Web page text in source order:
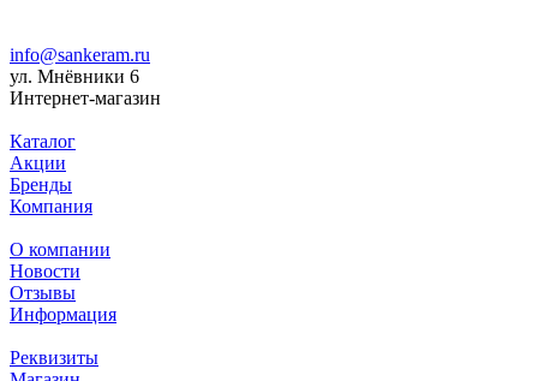
info@sankeram.ru
ул. Мнёвники 6
Интернет-магазин
Каталог
Акции
Бренды
Компания
О компании
Новости
Отзывы
Информация
Реквизиты